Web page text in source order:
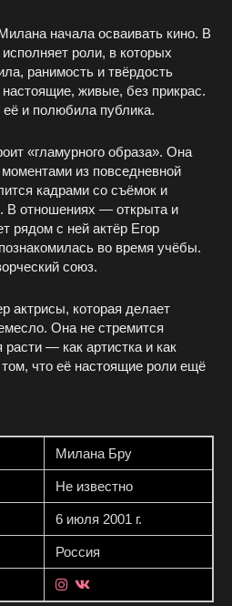
начала осваивать кино. В
роли, в которых
ранимость и твёрдость
живые, без прикрас.
и полюбила публика.
«гламурного образа». Она
из повседневной
кадрами со съёмок и
В отношениях — открыта и
рядом с ней актёр Егор
во время учёбы.
союз.
актрисы, которая делает
Она не стремится
расти — как артистка и как
что её настоящие роли ещё
Милана Бру
Не известно
6 июля 2001 г.
Россия